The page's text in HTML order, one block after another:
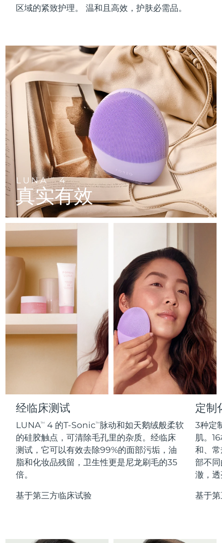
区域的紧致护理。 温和且高效，护肤必需品。
LUNATM4
真实有效
经临床测试
LUNATM 4 的T-SonicTM脉动和如天鹅绒般柔软
的硅胶触点，可清除毛孔里的杂质。经临床
测试，它可以有效去除99%的面部污垢，油
脂和化妆品残留，卫生性更是尼龙刷毛的35
倍。
基于第三方临床试验
定制
3种定
肌。
和、
部不
澈，
基于
LUNA™ 4 Plus
LUNA™ 4 Men
For men, anti-aging massage
LUNA™ 4 mini
For young skin, T-zone
LUNA™ 4 go
For travel or gym bag
LUNA™ 护肤
Premium cleansers & balm
LUNA™ 设备
All facial cleansing devices
BEAR™ 2 go
BEAR™ 2 eyes & lips
Microcurrent line smoothing device
面部提拉护理
Premium anti-aging skincare
BEAR™ 设备
All premium facelift devices
UFO™ 3 套装
UFO™ 3 LED
Near-infrared and red light therapy
device
UFO™ 3 mini
Red light therapy device for young skin
UFO™ 3 go
Portable red light therapy
面膜
Rejuvenation & hydration
UFO™ 设备
All deep facial hydration devices
issa™ 4
issa™ 4 plus
Smart hybrid silicone sonic toothbrush
issa™ 4 smile
Hybrid silicone sonic toothbrush
issa™ 4 baby
For ages 0-3
issa™ Teeth Whitening Set
ISSA™ 设备
All silicone sonic toothbrushes
抗老
FAQ™ 101
Clinical anti-aging
FAQ™ 102
Advanced clinical anti-aging
FAQ™ 103
Luxurious clinical anti-aging set
FAQ™ P1 Primer
Manuka honey primer
FAQ™护肤品
All FAQ™ skincare
FAQ™产品
All anti-aging treatments
LED治疗
NEW
FAQ™ 201
LED mask
FAQ™ 202
LED mask
FAQ™ 211
Anti-aging neck & décolleté LED mask
FAQ™ 221
Anti-aging LED hand mask
FAQ™护肤品
All FAQ™ skincare
FAQ™产品
All LED treatments
生发
FAQ™ 301
LED hair strengthening scalp massager
FAQ™ Scalp Serum
Scalp recovery probiotic serum
FAQ™护肤品
All FAQ™ skincare
FAQ™产品
All hair treatments
肌肤年轻化
NEW
FAQ™ 501
Full-Spectrum Red Light Therapy
FAQ™ 502
Full-Spectrum Red Light Therapy
FAQ™ Red Light Serum
FAQ™ skincare
All FAQ™ skincare
FAQ™ products
All toning treatments
保健品
NEW
专业治疗
脱毛
PEACH™ 2 Pro Max
Professional IPL hair removal device
PEACH™ 2
IPL hair removal
PEACH™ 2 go
Travel-friendly IPL hair removal
PEACH™ Cooling Prep Gel
身体护理
BEAR™ 2 body
Microcurrent body toning
LUNA™ 4 body
Massaging body brush
SUPERCHARGED™ serum
Firming body serum
ESPADA™ 2 plus
Recurring acne LED therapy
ESPADA™ 2
Acne treatment device
ESPADA™ Blemish Solution
眼部护理
BEAR™ 2 eyes & lips
Microcurrent line smoothing device
IRIS™ 2
Rejuvenating eye massager
眼部护肤
毛孔护理
KIWI™ derma
Diamond microdermabrasion .
Blackhead remover
LUNA™ 4 hair
2-in-1 LED scalp massager
LED light hairbrush
牙齿美白
NEW
issa™ Teeth Whitening Set
Dual LED + sonic device & 18% PAP gel
issa™ Teeth Whitening Gel
更多的
文莱 预计送达日期16/08/2026
加拿大 预计送达日期15/08/2026
智利 预计送达日期 15/08/2026
中国 预计送达日期11/08/2026
哥伦比亚 预计送达日期15/08/2026
克罗地亚 预计送达日期11/08/2026
塞浦路斯 预计送达日期12/08/2026
捷克 预计送达日期11/08/2026
丹麦 预计送达日期11/08/2026
芬兰 预计送达日期11/08/2026
法国 预计送达日期 11/08/2026
法属波利尼西亚 预计送达日期15/08/2026
德国 预计送达日期11/08/2026
预计送达日期15/08/2026
预计送达日期 11/08/2026
中国香港特别行政区 12/08/2026
匈牙利 预计送达日期11/08/2026
冰岛 预计送达日期12/08/2026
印度尼西亚 09/08/2026
爱尔兰 11/08/2026